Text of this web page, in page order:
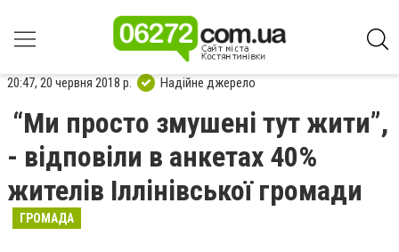
20:47, 20 червня 2018 р. Надійне джерело
“Ми просто змушені тут жити”,
- відповіли в анкетах 40%
жителів Іллінівської громади
ГРОМАДА